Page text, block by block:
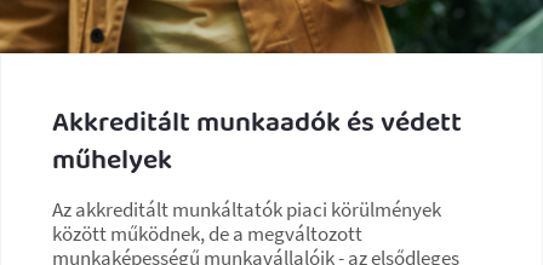
Akkreditált munkaadók és védett
műhelyek
Az akkreditált munkáltatók piaci körülmények
között működnek, de a megváltozott
munkaképességű munkavállalóik - az elsődleges